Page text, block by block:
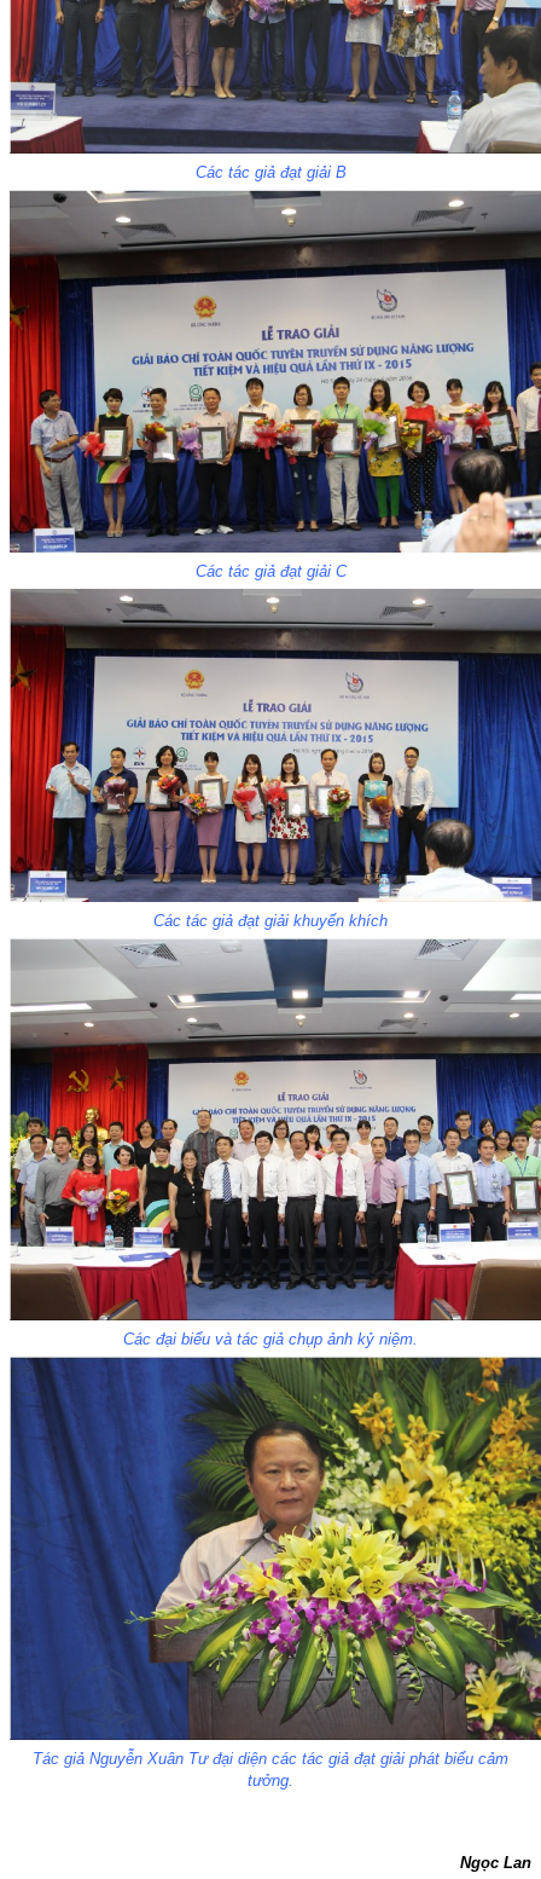
Các tác giả đạt giải B
Các tác giả đạt giải C
Các tác giả đạt giải khuyến khích
Các đại biểu và tác giả chụp ảnh kỷ niệm.
Tác giả Nguyễn Xuân Tư đại diện các tác giả đạt giải phát biểu cảm
tưởng.
Ngọc Lan